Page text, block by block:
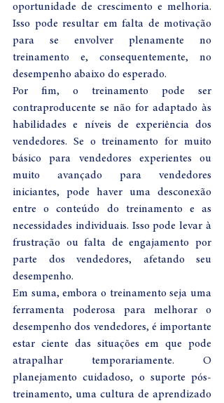
oportunidade de crescimento e melhoria.
Isso pode resultar em falta de motivação
para se envolver plenamente no
treinamento e, consequentemente, no
desempenho abaixo do esperado.
Por fim, o treinamento pode ser
contraproducente se não for adaptado às
habilidades e níveis de experiência dos
vendedores. Se o treinamento for muito
básico para vendedores experientes ou
muito avançado para vendedores
iniciantes, pode haver uma desconexão
entre o conteúdo do treinamento e as
necessidades individuais. Isso pode levar à
frustração ou falta de engajamento por
parte dos vendedores, afetando seu
desempenho.
Em suma, embora o treinamento seja uma
ferramenta poderosa para melhorar o
desempenho dos vendedores, é importante
estar ciente das situações em que pode
atrapalhar temporariamente. O
planejamento cuidadoso, o suporte pós-
treinamento, uma cultura de aprendizado